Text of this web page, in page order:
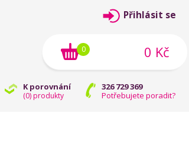
K porovnání
(0) produkty
326 729 369
Potřebujete poradit?
Přihlásit se
0 Kč
0